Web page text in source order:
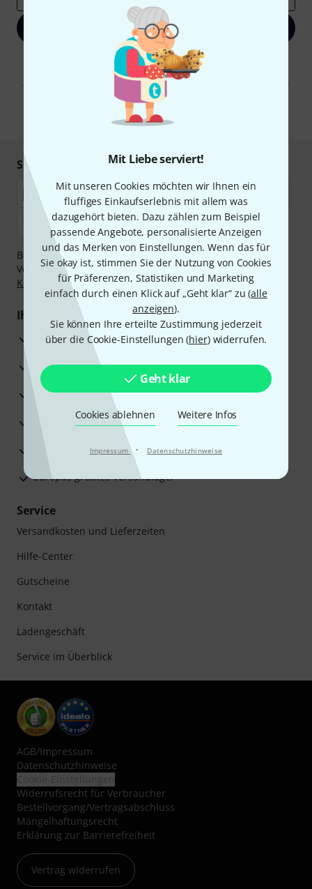
Mit Liebe serviert!
Mit unseren Cookies möchten wir Ihnen ein
fluffiges Einkaufserlebnis mit allem was
dazugehört bieten. Dazu zählen zum Beispiel
passende Angebote, personalisierte Anzeigen
und das Merken von Einstellungen. Wenn das für
Sie okay ist, stimmen Sie der Nutzung von Cookies
für Präferenzen, Statistiken und Marketing
einfach durch einen Klick auf „Geht klar“ zu (alle
anzeigen).
Sie können Ihre erteilte Zustimmung jederzeit
über die Cookie-Einstellungen (hier) widerrufen.
Geht klar
Cookies ablehnen Weitere Infos
Impressum · Datenschutzhinweise
Jetzt anmelden
Mit Klick auf „Jetzt anmelden“ stimmen Sie dem Erhalt von E-Mail-
Werbung und einer Messung des E-Mail-Nutzungsverhaltens zu. Die
Abmeldung ist jederzeit möglich. Weitere Informationen finden Sie in
unseren
Datenschutzhinweisen
* Pflichtfeld
Sicher einkaufen & bezahlen
Bezahlen Sie vertraulich und sicher per Nachnahme,
Vorkasse, PayPal, Amazon Pay,Klarna Sofort bezahlen,
Klarna Ratenzahlungoder Kreditkarte.
Ihre Vorteile
3 Jahre Thomann Garantie
30 Tage Money-Back-Garantie
Reparaturservice
Beratung durch Fachexperten
Zufriedenheitsgarantie
Europas größtes Versandlager
Service
Versandkosten und Lieferzeiten
Hilfe-Center
Gutscheine
Kontakt
Ladengeschäft
Service im Überblick
AGB/Impressum
Datenschutzhinweise
Widerrufsrecht für Verbraucher
Bestellvorgang/Vertragsabschluss
Mängelhaftungsrecht
Erklärung zur Barrierefreiheit
Vertrag widerrufen